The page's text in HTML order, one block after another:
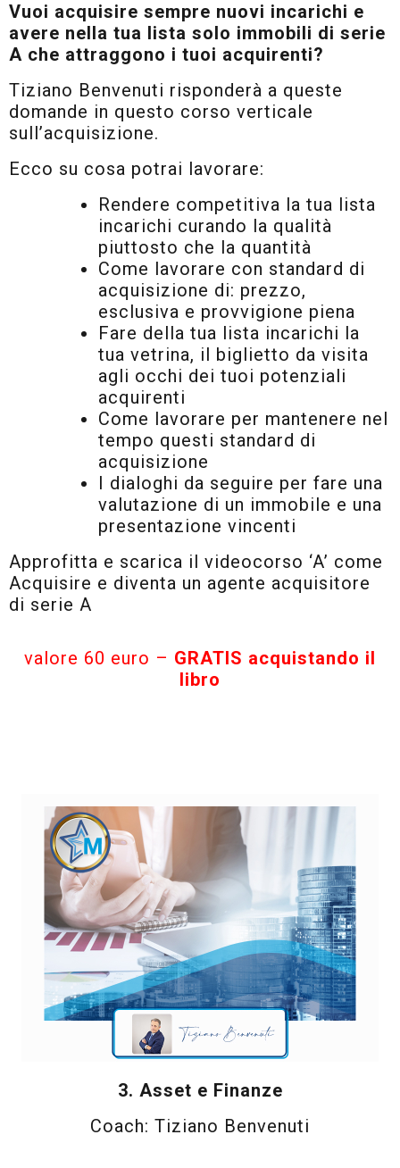
Vuoi acquisire sempre nuovi incarichi e
avere nella tua lista solo immobili di serie
A che attraggono i tuoi acquirenti?
Tiziano Benvenuti risponderà a queste
domande in questo corso verticale
sull’acquisizione.
Ecco su cosa potrai lavorare:
Rendere competitiva la tua lista
incarichi curando la qualità
piuttosto che la quantità
Come lavorare con standard di
acquisizione di: prezzo,
esclusiva e provvigione piena
Fare della tua lista incarichi la
tua vetrina, il biglietto da visita
agli occhi dei tuoi potenziali
acquirenti
Come lavorare per mantenere nel
tempo questi standard di
acquisizione
I dialoghi da seguire per fare una
valutazione di un immobile e una
presentazione vincenti
Approfitta e scarica il videocorso ‘A’ come
Acquisire e diventa un agente acquisitore
di serie A
valore 60 euro – GRATIS acquistando il
libro
3. Asset e Finanze
Coach: Tiziano Benvenuti